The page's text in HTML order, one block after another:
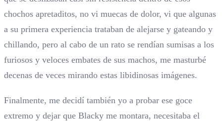
chochos apretaditos, no vi muecas de dolor, vi que algunas
a su primera experiencia trataban de alejarse y gateando y
chillando, pero al cabo de un rato se rendían sumisas a los
furiosos y veloces embates de sus machos, me masturbé
decenas de veces mirando estas libidinosas imágenes.
Finalmente, me decidí también yo a probar ese goce
extremo y dejar que Blacky me montara, necesitaba el